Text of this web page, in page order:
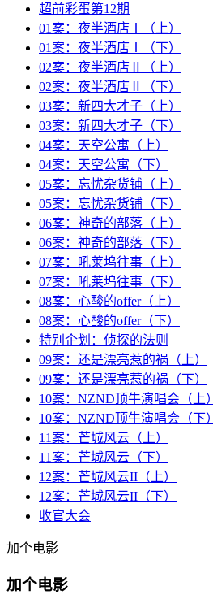
超前彩蛋第12期
01案：夜半酒店Ⅰ（上）
01案：夜半酒店Ⅰ（下）
02案：夜半酒店Ⅱ（上）
02案：夜半酒店Ⅱ（下）
03案：新四大才子（上）
03案：新四大才子（下）
04案：天空公寓（上）
04案：天空公寓（下）
05案：忘忧杂货铺（上）
05案：忘忧杂货铺（下）
06案：神奇的部落（上）
06案：神奇的部落（下）
07案：吼莱坞往事（上）
07案：吼莱坞往事（下）
08案：心酸的offer（上）
08案：心酸的offer（下）
特别企划：侦探的法则
09案：还是漂亮惹的祸（上）
09案：还是漂亮惹的祸（下）
10案：NZND顶牛演唱会（上）
10案：NZND顶牛演唱会（下）
11案：芒城风云（上）
11案：芒城风云（下）
12案：芒城风云II（上）
12案：芒城风云II（下）
收官大会
加个电影
加个电影